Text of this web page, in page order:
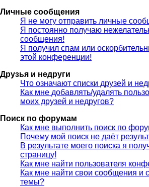
Личные сообщения
Я не могу отправить личные
Я постоянно получаю
сообщения!
Я получил спам или
этой конференции!
Друзья и недруги
Что означают списки друзей и
Как мне добавлять/удалять
моих друзей и недругов?
Поиск по форумам
Как мне выполнить поиск по
Почему мой поиск не даёт
В результате моего поиска я
страницу!
Как мне найти пользователя
Как мне найти свои сообщения и
темы?